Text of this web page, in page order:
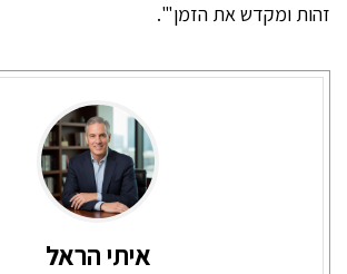
זהות ומקדש את הזמן'".
איתי הראל